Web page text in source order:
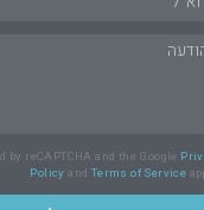
reCAPTCHA and the Google
Policy and Terms of Service